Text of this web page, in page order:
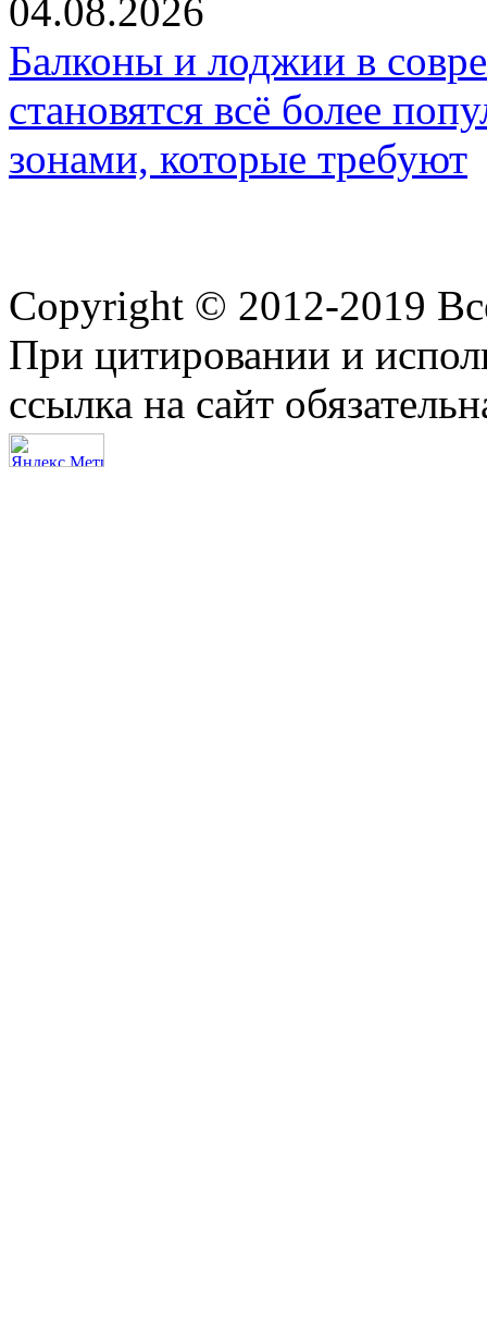
04.08.2026
Балконы и лоджии в
становятся всё более
зонами, которые требуют
Copyright © 2012-2019
При цитировании и
ссылка на сайт